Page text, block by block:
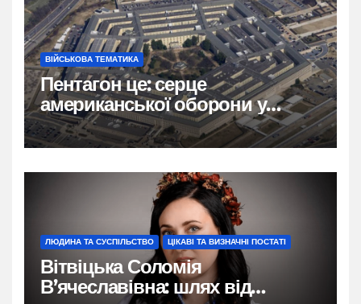
ВІЙСЬКОВА ТЕМАТИКА
Пентагон це: серце
американської оборони у
формі п’ятикутника
ЛЮДИНА ТА СУСПІЛЬСТВО ЦІКАВІ ТА ВИЗНАЧНІ ПОСТАТІ
Вітвіцька Соломія
В’ячеславівна: шлях від